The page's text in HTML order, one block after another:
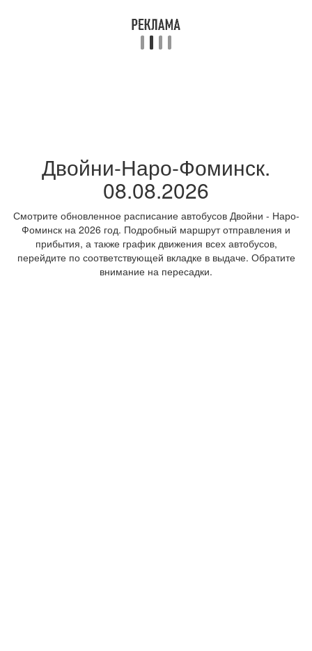
Двойни-Наро-Фоминск.
08.08.2026
Смотрите обновленное расписание автобусов Двойни - Наро-
Фоминск на 2026 год. Подробный маршрут отправления и
прибытия, а также график движения всех автобусов,
перейдите по соответствующей вкладке в выдаче. Обратите
внимание на пересадки.